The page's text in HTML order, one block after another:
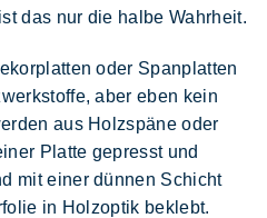
das nur die halbe Wahrheit.
oder Spanplatten
, aber eben kein
aus Holzspäne oder
Platte gepresst und
mit einer dünnen Schicht
in Holzoptik beklebt.